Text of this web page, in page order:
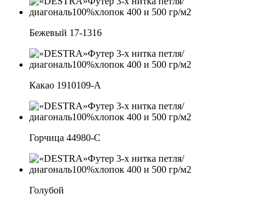
Бежевый 17-1316
Какао 1910109-А
Горчица 44980-С
Голубой